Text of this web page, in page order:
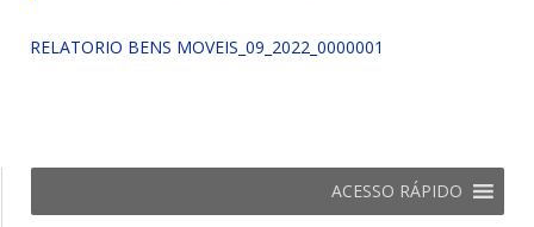
RELATORIO BENS MOVEIS_09_2022_0000001
ACESSO RÁPIDO